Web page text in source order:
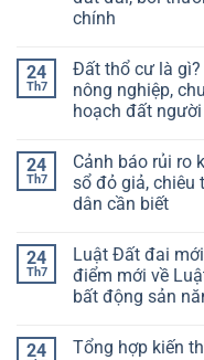
chính
24
Th7
Đất thổ cư là
nông nghiệp,
hoạch đất
24
Th7
Cảnh báo rủi ro
sổ đỏ giả, chiêu
dân cần biết
24
Th7
Luật Đất đai
điểm mới về
bất động sản
24
Tổng hợp kiến